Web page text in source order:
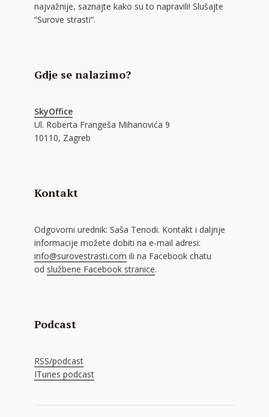
najvažnije, saznajte kako su to napravili! Slušajte
“Surove strasti”.
Gdje se nalazimo?
SkyOffice
Ul. Roberta Frangeša Mihanovića 9
10110, Zagreb
Kontakt
Odgovorni urednik: Saša Tenodi. Kontakt i daljnje
informacije možete dobiti na e-mail adresi:
info@surovestrasti.com ili na Facebook chatu
od službene Facebook stranice.
Podcast
RSS/podcast
ITunes podcast